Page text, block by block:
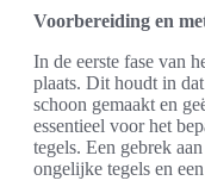
Voorbereiding en
In de eerste fase van
plaats. Dit houdt in
schoon gemaakt en
essentieel voor het
tegels. Een gebrek
ongelijke tegels en